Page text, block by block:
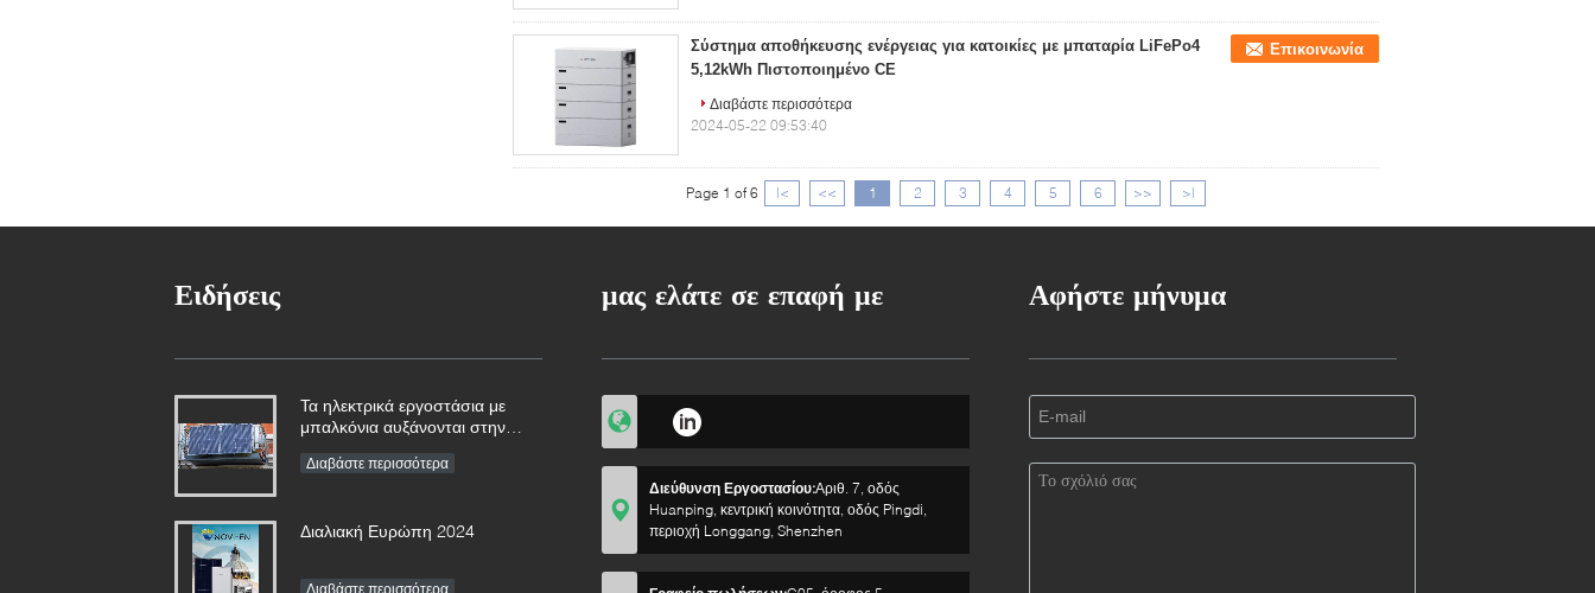
Σύστημα αποθήκευσης ενέργειας για κατοικίες με μπαταρία LiFePo4
5,12kWh Πιστοποιημένο CE
Επικοινωνία
Διαβάστε περισσότερα
2024-05-22 09:53:40
Page 1 of 6 |< << 1 2 3 4 5 6 >> >|
Ειδήσεις
Τα ηλεκτρικά εργοστάσια με
μπαλκόνια αυξάνονται στην
πρώτο εξάμηνο
Διαβάστε περισσότερα
Διαλιακή Ευρώπη 2024
Διαβάστε περισσότερα
μας ελάτε σε επαφή με
Διεύθυνση Εργοστασίου:Αριθ. 7, οδός
Huanping, κεντρική κοινότητα, οδός Pingdi,
περιοχή Longgang, Shenzhen
Αφήστε μήνυμα